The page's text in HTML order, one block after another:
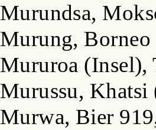
Murundsa,
Murung, Borneo
Mururoa (Insel),
Murussu,
Murwa, Bier